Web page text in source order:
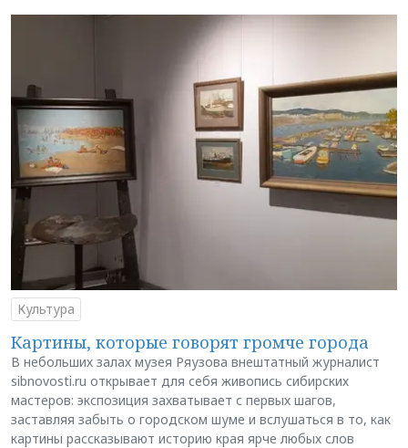
Культура
Картины, которые говорят громче города
В небольших залах музея Ряузова внештатный журналист
sibnovosti.ru открывает для себя живопись сибирских
мастеров: экспозиция захватывает с первых шагов,
заставляя забыть о городском шуме и вслушаться в то, как
картины рассказывают историю края ярче любых слов